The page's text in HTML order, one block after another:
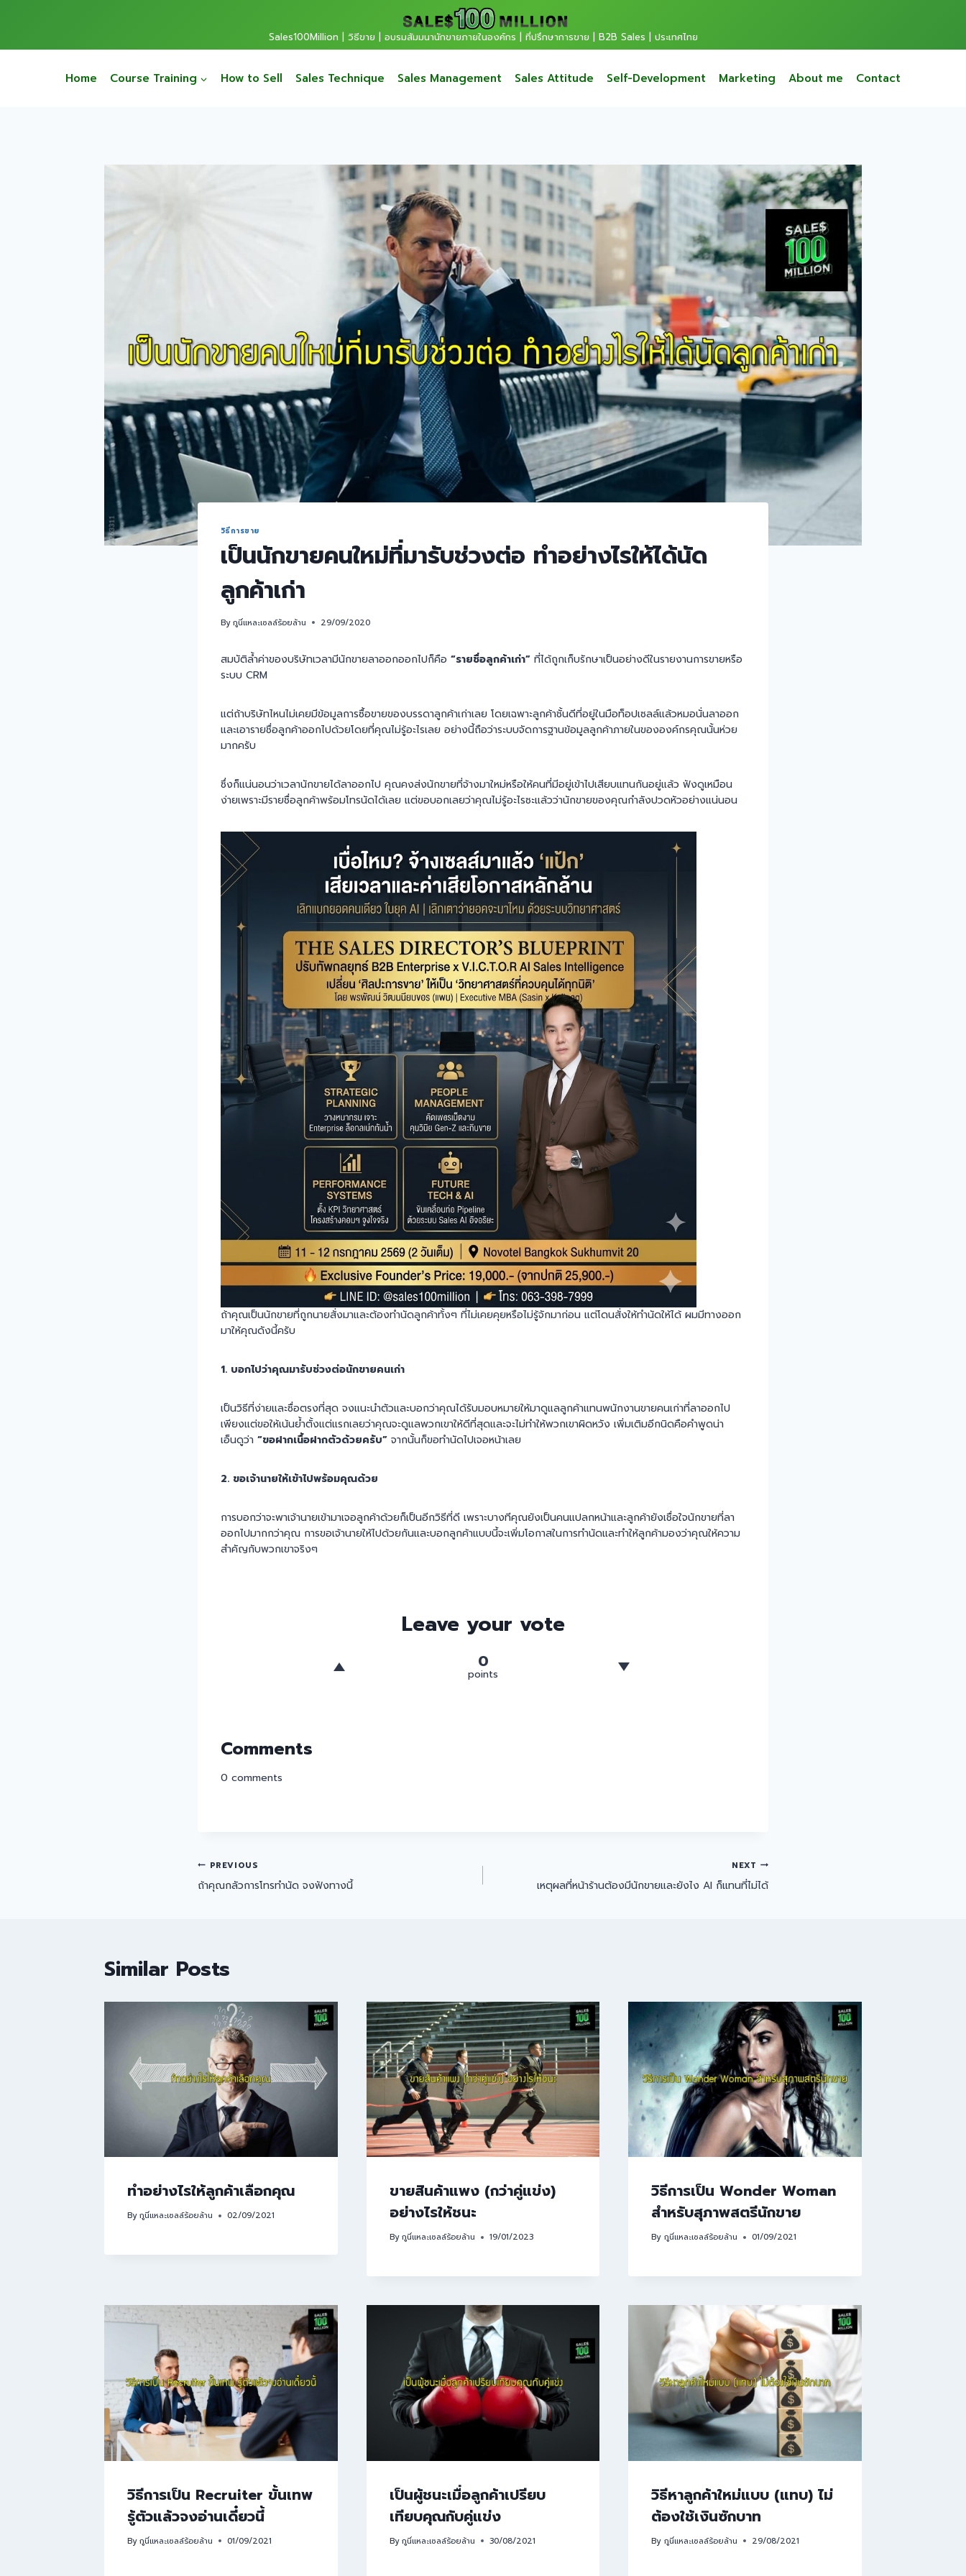
Sales100Million | วิธีขาย | อบรมสัมมนานักขายภายในองค์กร | ที่ปรึกษาการขาย | B2B Sales | ประเทศไทย
Home Course Training How to Sell Sales Technique Sales Management Sales Attitude Self-Development Marketing About me Contact
วิธีการขาย
เป็นนักขายคนใหม่ที่มารับช่วงต่อ ทำอย่างไรให้ได้นัด
ลูกค้าเก่า
Byกูนี่แหละเซลล์ร้อยล้าน 29/09/2020
สมบัติล้ำค่าของบริษัทเวลามีนักขายลาออกออกไปก็คือ “รายชื่อลูกค้าเก่า” ที่ได้ถูกเก็บรักษาเป็นอย่างดีในรายงานการขายหรือ
ระบบ CRM
แต่ถ้าบริษัทไหนไม่เคยมีข้อมูลการซื้อขายของบรรดาลูกค้าเก่าเลย โดยเฉพาะลูกค้าชั้นดีที่อยู่ในมือท็อปเซลล์แล้วหมอนั่นลาออก
และเอารายชื่อลูกค้าออกไปด้วยโดยที่คุณไม่รู้อะไรเลย อย่างนี้ถือว่าระบบจัดการฐานข้อมูลลูกค้าภายในขององค์กรคุณนั้นห่วย
มากครับ
ซึ่งก็แน่นอนว่าเวลานักขายได้ลาออกไป คุณคงส่งนักขายที่จ้างมาใหม่หรือให้คนที่มีอยู่เข้าไปเสียบแทนกันอยู่แล้ว ฟังดูเหมือน
ง่ายเพราะมีรายชื่อลูกค้าพร้อมโทรนัดได้เลย แต่ขอบอกเลยว่าคุณไม่รู้อะไรซะแล้วว่านักขายของคุณกำลังปวดหัวอย่างแน่นอน
ถ้าคุณเป็นนักขายที่ถูกนายสั่งมาและต้องทำนัดลูกค้าทั้งๆ ที่ไม่เคยคุยหรือไม่รู้จักมาก่อน แต่โดนสั่งให้ทำนัดให้ได้ ผมมีทางออก
มาให้คุณดังนี้ครับ
1. บอกไปว่าคุณมารับช่วงต่อนักขายคนเก่า
เป็นวิธีที่ง่ายและซื่อตรงที่สุด จงแนะนำตัวและบอกว่าคุณได้รับมอบหมายให้มาดูแลลูกค้าแทนพนักงานขายคนเก่าที่ลาออกไป
เพียงแต่ขอให้เน้นย้ำตั้งแต่แรกเลยว่าคุณจะดูแลพวกเขาให้ดีที่สุดและจะไม่ทำให้พวกเขาผิดหวัง เพิ่มเติมอีกนิดคือคำพูดน่า
เอ็นดูว่า “ขอฝากเนื้อฝากตัวด้วยครับ” จากนั้นก็ขอทำนัดไปเจอหน้าเลย
2. ขอเจ้านายให้เข้าไปพร้อมคุณด้วย
การบอกว่าจะพาเจ้านายเข้ามาเจอลูกค้าด้วยก็เป็นอีกวิธีที่ดี เพราะบางทีคุณยังเป็นคนแปลกหน้าและลูกค้ายังเชื่อใจนักขายที่ลา
ออกไปมากกว่าคุณ การขอเจ้านายให้ไปด้วยกันและบอกลูกค้าแบบนี้จะเพิ่มโอกาสในการทำนัดและทำให้ลูกค้ามองว่าคุณให้ความ
สำคัญกับพวกเขาจริงๆ
Leave your vote
0
points
Comments
0 comments
PREVIOUS
ถ้าคุณกลัวการโทรทำนัด จงฟังทางนี้
NEXT
เหตุผลที่หน้าร้านต้องมีนักขายและยังไง AI ก็แทนที่ไม่ได้
Similar Posts
ทำอย่างไรให้ลูกค้าเลือกคุณ
Byกูนี่แหละเซลล์ร้อยล้าน 02/09/2021
ขายสินค้าแพง (กว่าคู่แข่ง)
อย่างไรให้ชนะ
Byกูนี่แหละเซลล์ร้อยล้าน 19/01/2023
วิธีการเป็น Wonder Woman
สำหรับสุภาพสตรีนักขาย
By กูนี่แหละเซลล์ร้อยล้าน 01/09/2021
วิธีการเป็น Recruiter ขั้นเทพ
รู้ตัวแล้วจงอ่านเดี๋ยวนี้
Byกูนี่แหละเซลล์ร้อยล้าน 01/09/2021
เป็นผู้ชนะเมื่อลูกค้าเปรียบ
เทียบคุณกับคู่แข่ง
Byกูนี่แหละเซลล์ร้อยล้าน 30/08/2021
วิธีหาลูกค้าใหม่แบบ (แทบ) ไม่
ต้องใช้เงินซักบาท
By กูนี่แหละเซลล์ร้อยล้าน 29/08/2021